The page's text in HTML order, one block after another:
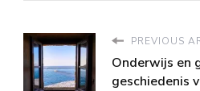
PREVIOUS
Onderwijs en
geschiedenis